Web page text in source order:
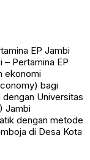
EP Jambi
Pertamina EP
ekonomi
bagi
Universitas
Jambi
dengan metode
di Desa Kota